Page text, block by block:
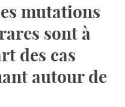
mutations
sont à
des cas
autour de